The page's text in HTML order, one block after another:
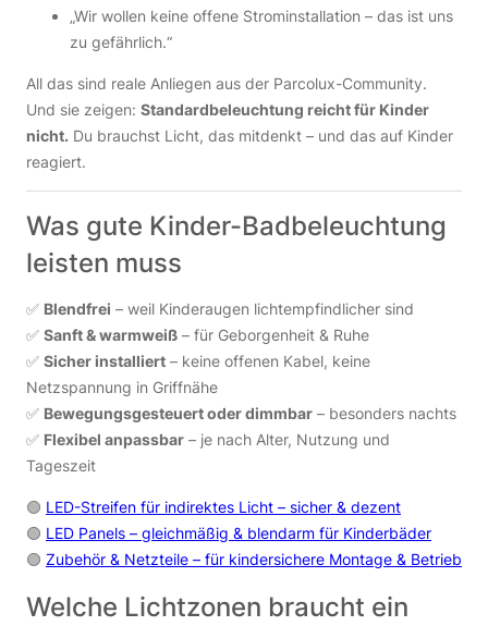
„Wir wollen keine offene Strominstallation – das ist uns
zu gefährlich.“
All das sind reale Anliegen aus der Parcolux-Community.
Und sie zeigen: Standardbeleuchtung reicht für Kinder
nicht. Du brauchst Licht, das mitdenkt – und das auf Kinder
reagiert.
Was gute Kinder-Badbeleuchtung
leisten muss
✅ Blendfrei – weil Kinderaugen lichtempfindlicher sind
✅ Sanft & warmweiß – für Geborgenheit & Ruhe
✅ Sicher installiert – keine offenen Kabel, keine
Netzspannung in Griffnähe
✅ Bewegungsgesteuert oder dimmbar – besonders nachts
✅ Flexibel anpassbar – je nach Alter, Nutzung und
Tageszeit
🟢 LED-Streifen für indirektes Licht – sicher & dezent
🟢 LED Panels – gleichmäßig & blendarm für Kinderbäder
🟢 Zubehör & Netzteile – für kindersichere Montage & Betrieb
Welche Lichtzonen braucht ein